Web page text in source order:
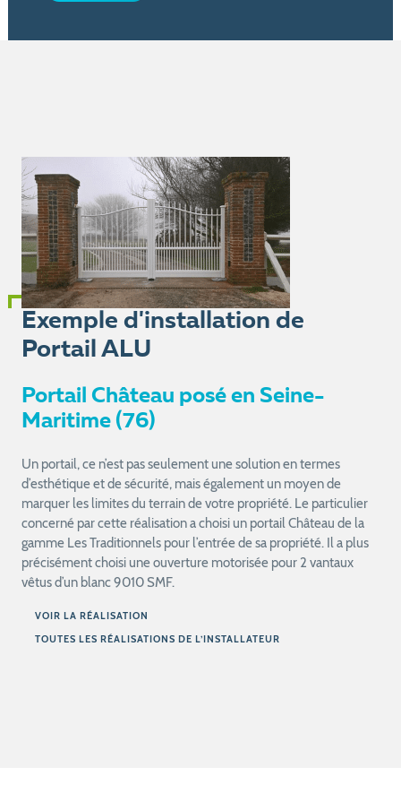
Exemple d'installation de
Portail ALU
Portail Château posé en Seine-
Maritime (76)
Un portail, ce n’est pas seulement une solution en termes
d’esthétique et de sécurité, mais également un moyen de
marquer les limites du terrain de votre propriété. Le particulier
concerné par cette réalisation a choisi un portail Château de la
gamme Les Traditionnels pour l’entrée de sa propriété. Il a plus
précisément choisi une ouverture motorisée pour 2 vantaux
vêtus d’un blanc 9010 SMF.
VOIR LA RÉALISATION
TOUTES LES RÉALISATIONS DE L’INSTALLATEUR